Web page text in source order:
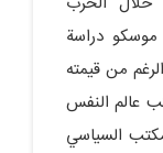
موسكو دراسة
على الرغم من قيمته
عالم النفس
السياسي